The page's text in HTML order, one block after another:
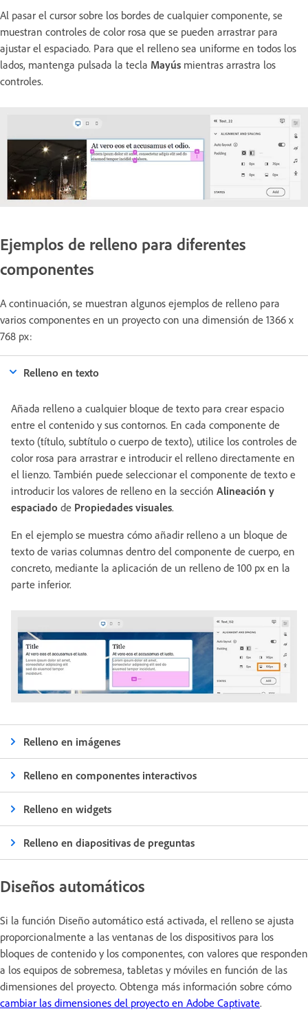
Al pasar el cursor sobre los bordes de cualquier componente, se
muestran controles de color rosa que se pueden arrastrar para
ajustar el espaciado. Para que el relleno sea uniforme en todos los
lados, mantenga pulsada la tecla Mayús mientras arrastra los
controles.
Ejemplos de relleno para diferentes
componentes
A continuación, se muestran algunos ejemplos de relleno para
varios componentes en un proyecto con una dimensión de 1366 x
768 px:
Relleno en texto
Añada relleno a cualquier bloque de texto para crear espacio
entre el contenido y sus contornos. En cada componente de
texto (título, subtítulo o cuerpo de texto), utilice los controles de
color rosa para arrastrar e introducir el relleno directamente en
el lienzo. También puede seleccionar el componente de texto e
introducir los valores de relleno en la sección Alineación y
espaciado de Propiedades visuales.
En el ejemplo se muestra cómo añadir relleno a un bloque de
texto de varias columnas dentro del componente de cuerpo, en
concreto, mediante la aplicación de un relleno de 100 px en la
parte inferior.
Relleno en imágenes
Relleno en componentes interactivos
Relleno en widgets
Relleno en diapositivas de preguntas
Diseños automáticos
Si la función Diseño automático está activada, el relleno se ajusta
proporcionalmente a las ventanas de los dispositivos para los
bloques de contenido y los componentes, con valores que responden
a los equipos de sobremesa, tabletas y móviles en función de las
dimensiones del proyecto. Obtenga más información sobre cómo
cambiar las dimensiones del proyecto en Adobe Captivate.